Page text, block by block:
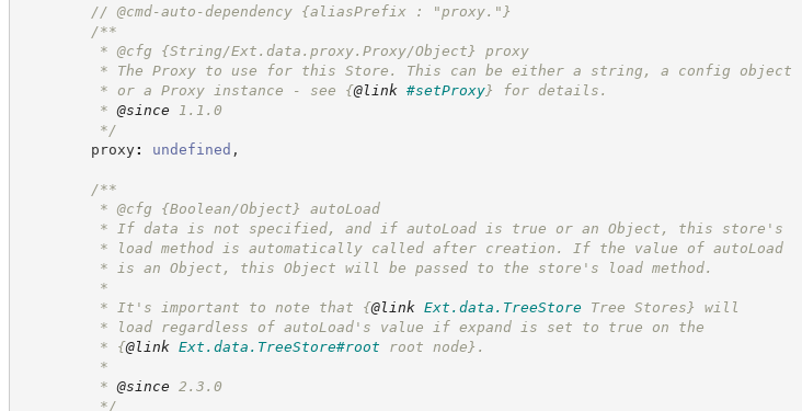
// @cmd-auto-dependency {aliasPrefix : "proxy."}
/**
* @cfg {String/Ext.data.proxy.Proxy/Object} proxy
* The Proxy to use for this Store. This can be either a string, a config object
* or a Proxy instance - see {@link #setProxy} for details.
* @since 1.1.0
*/
proxy: undefined ,
/**
* @cfg {Boolean/Object} autoLoad
* If data is not specified, and if autoLoad is true or an Object, this store's
* load method is automatically called after creation. If the value of autoLoad
* is an Object, this Object will be passed to the store's load method.
*
* It's important to note that {@link Ext.data.TreeStore Tree Stores} will
* load regardless of autoLoad's value if expand is set to true on the
* {@link Ext.data.TreeStore#root root node} .
*
* @since 2.3.0
*/